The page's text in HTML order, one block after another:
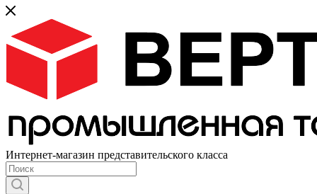
Интернет-магазин представительского класса